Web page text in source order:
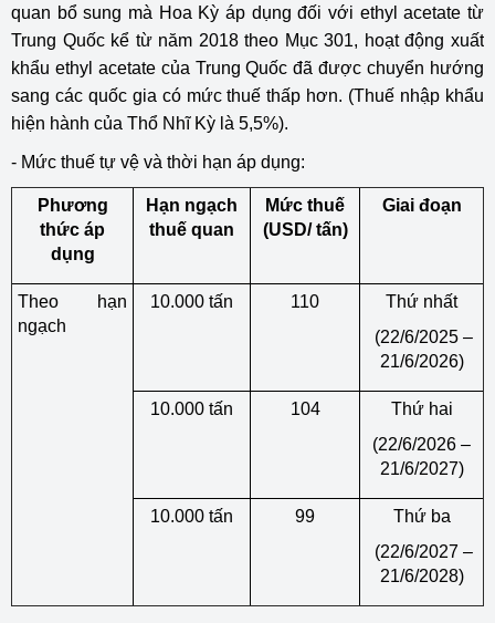
quan bổ sung mà Hoa Kỳ áp dụng đối với ethyl acetate từ
Trung Quốc kể từ năm 2018 theo Mục 301, hoạt động xuất
khẩu ethyl acetate của Trung Quốc đã được chuyển hướng
sang các quốc gia có mức thuế thấp hơn. (Thuế nhập khẩu
hiện hành của Thổ Nhĩ Kỳ là 5,5%).
- Mức thuế tự vệ và thời hạn áp dụng:
Phương
thức áp
dụng
Hạn ngạch
thuế quan
Mức thuế
(USD/ tấn)
Giai đoạn
Theo hạn
ngạch
10.000 tấn 110
Thứ nhất
(22/6/2025 –
21/6/2026)
10.000 tấn 104
Thứ hai
(22/6/2026 –
21/6/2027)
10.000 tấn 99
Thứ ba
(22/6/2027 –
21/6/2028)